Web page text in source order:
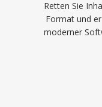
Retten Sie
Format und
moderner